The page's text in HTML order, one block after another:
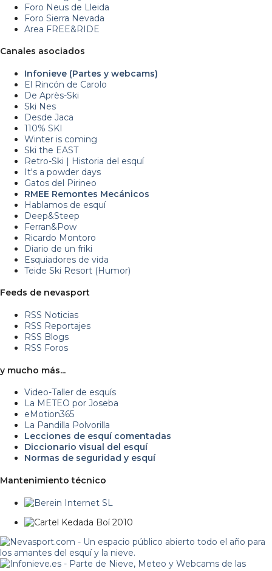
Foro Neus de Lleida
Foro Sierra Nevada
Area FREE&RIDE
Canales asociados
Infonieve (Partes y webcams)
El Rincón de Carolo
De Après-Ski
Ski Nes
Desde Jaca
110% SKI
Winter is coming
Ski the EAST
Retro-Ski | Historia del esquí
It's a powder days
Gatos del Pirineo
RMEE Remontes Mecánicos
Hablamos de esquí
Deep&Steep
Ferran&Pow
Ricardo Montoro
Diario de un friki
Esquiadores de vida
Teide Ski Resort (Humor)
Feeds de nevasport
RSS Noticias
RSS Reportajes
RSS Blogs
RSS Foros
y mucho más...
Video-Taller de esquís
La METEO por Joseba
eMotion365
La Pandilla Polvorilla
Lecciones de esquí comentadas
Diccionario visual del esquí
Normas de seguridad y esquí
Mantenimiento técnico